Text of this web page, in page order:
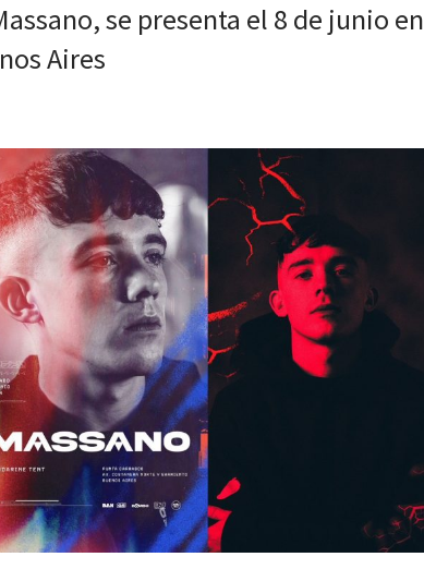
se presenta el 8 de junio en
Aires